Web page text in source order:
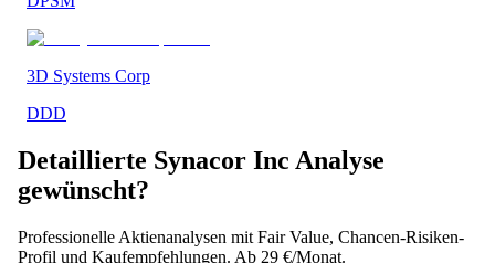
3D Systems Corp
DDD
Detaillierte Synacor Inc Analyse
gewünscht?
Professionelle Aktienanalysen mit Fair Value, Chancen-Risiken-
Profil und Kaufempfehlungen. Ab 29 €/Monat.